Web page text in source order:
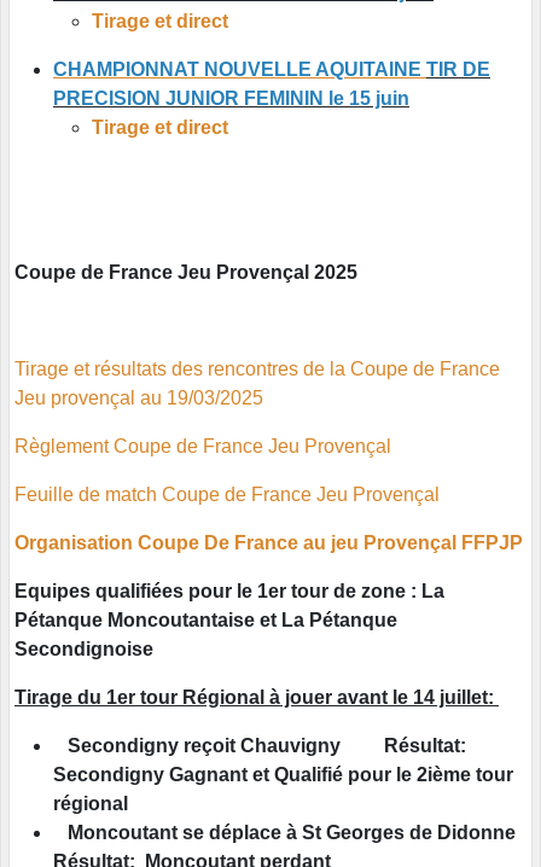
Tirage et direct
CHAMPIONNAT NOUVELLE AQUITAINE TIR DE
PRECISION JUNIOR FEMININ le 15 juin
Tirage et direct
Coupe de France Jeu Provençal 2025
Tirage et résultats des rencontres de la Coupe de France
Jeu provençal au 19/03/2025
Règlement Coupe de France Jeu Provençal
Feuille de match Coupe de France Jeu Provençal
Organisation Coupe De France au jeu Provençal FFPJP
Equipes qualifiées pour le 1er tour de zone : La
Pétanque Moncoutantaise et La Pétanque
Secondignoise
Tirage du 1er tour Régional à jouer avant le 14 juillet:
Secondigny reçoit Chauvigny Résultat:
Secondigny Gagnant et Qualifié pour le 2ième tour
régional
Moncoutant se déplace à St Georges de Didonne
Résultat: Moncoutant perdant